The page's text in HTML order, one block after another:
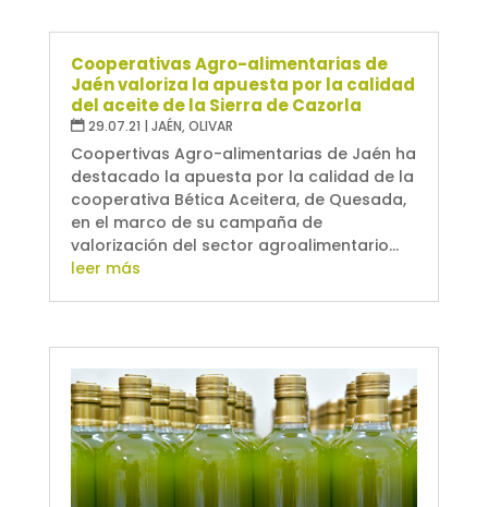
Cooperativas Agro-alimentarias de
Jaén valoriza la apuesta por la calidad
del aceite de la Sierra de Cazorla
29.07.21 | JAÉN,OLIVAR
Coopertivas Agro-alimentarias de Jaén ha
destacado la apuesta por la calidad de la
cooperativa Bética Aceitera, de Quesada,
en el marco de su campaña de
valorización del sector agroalimentario...
leer más